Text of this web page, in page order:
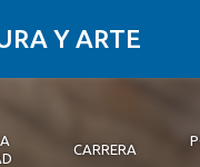
Y ARTE
CARRERA